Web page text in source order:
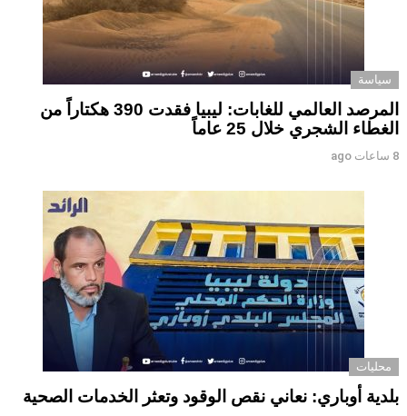
سياسة
المرصد العالمي للغابات: ليبيا فقدت 390 هكتاراً من
الغطاء الشجري خلال 25 عاماً
8 ساعات ago
محليات
بلدية أوباري: نعاني نقص الوقود وتعثر الخدمات الصحية